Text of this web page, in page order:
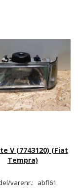
V (7743120) (Fiat
Tempra)
varenr.: abfl61